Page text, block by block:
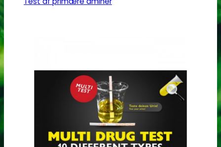
THC urin test - 25ng/ml
THC urin test - 50ng/ml